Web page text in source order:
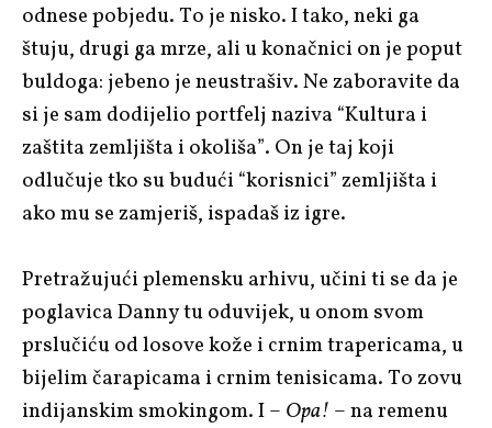
odnese pobjedu. To je nisko. I tako, neki ga
štuju, drugi ga mrze, ali u konačnici on je poput
buldoga: jebeno je neustrašiv. Ne zaboravite da
si je sam dodijelio portfelj naziva “Kultura i
zaštita zemljišta i okoliša”. On je taj koji
odlučuje tko su budući “korisnici” zemljišta i
ako mu se zamjeriš, ispadaš iz igre.
Pretražujući plemensku arhivu, učini ti se da je
poglavica Danny tu oduvijek, u onom svom
prslučiću od losove kože i crnim trapericama, u
bijelim čarapicama i crnim tenisicama. To zovu
indijanskim smokingom. I – Opa! – na remenu